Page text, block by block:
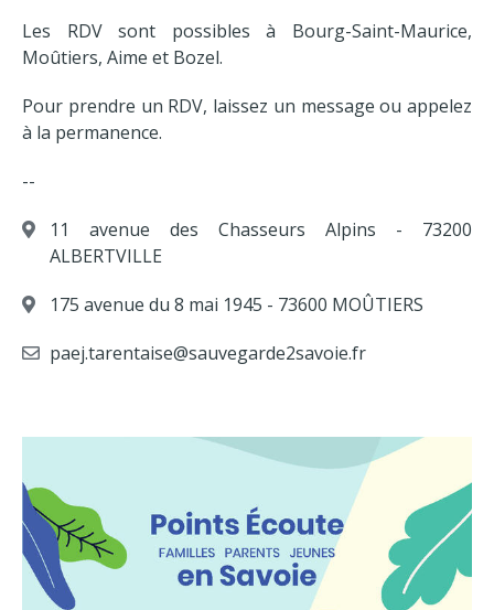
Les RDV sont possibles à Bourg-Saint-Maurice,
Moûtiers, Aime et Bozel.
Pour prendre un RDV, laissez un message ou appelez
à la permanence.
--
11 avenue des Chasseurs Alpins - 73200
ALBERTVILLE
175 avenue du 8 mai 1945 - 73600 MOÛTIERS
paej.tarentaise@sauvegarde2savoie.fr